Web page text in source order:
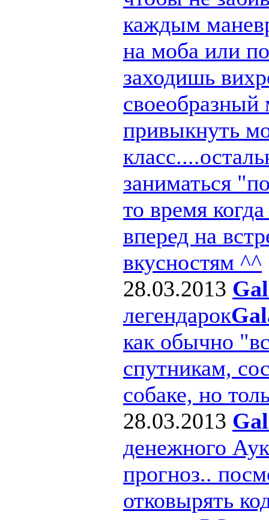
каждым
на моба или
заходишь
своеобразный
привыкнуть
заниматься
то время
вперед на
вкусностям ^^
28.03.2013
легендарок
как обычно
спутникам,
собаке, но
28.03.2013
денежного
прогноз..
отковырять